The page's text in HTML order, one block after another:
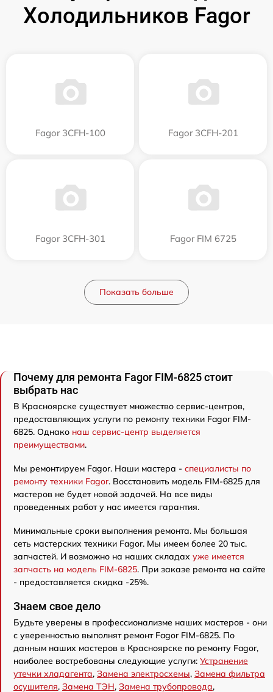
Холодильников Fagor
Fagor 3CFH-100 Fagor 3CFH-201
Fagor 3CFH-301 Fagor FIM 6725
Показать больше
Почему для ремонта Fagor FIM-6825 стоит
выбрать нас
В Красноярске существует множество сервис-центров,
предоставляющих услуги по ремонту техники Fagor FIM-
6825. Однако наш сервис-центр выделяется
преимуществами.
Мы ремонтируем Fagor. Наши мастера - специалисты по
ремонту техники Fagor. Восстановить модель FIM-6825 для
мастеров не будет новой задачей. На все виды
проведенных работ у нас имеется гарантия.
Минимальные сроки выполнения ремонта. Мы большая
сеть мастерских техники Fagor. Мы имеем более 20 тыс.
запчастей. И возможно на наших складах уже имеется
запчасть на модель FIM-6825. При заказе ремонта на сайте
- предоставляется скидка -25%.
Знаем свое дело
Будьте уверены в профессионализме наших мастеров - они
с уверенностью выполнят ремонт Fagor FIM-6825. По
данным наших мастеров в Красноярске по ремонту Fagor,
наиболее востребованы следующие услуги: Устранение
утечки хладагента, Замена электросхемы, Замена фильтра
осушителя, Замена ТЭН, Замена трубопровода,